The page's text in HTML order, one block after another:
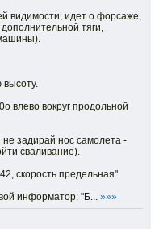
видимости, идет о форсаже,
тяги,
высоту.
влево вокруг продольной
не задирай нос самолета -
сваливание).
скорость предельная".
информатор: "Б... »»»